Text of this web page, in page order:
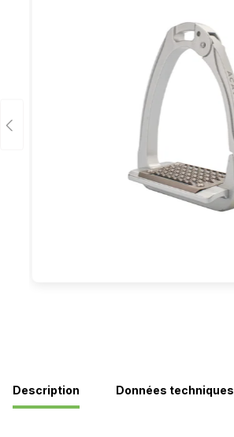
Description Données techniques